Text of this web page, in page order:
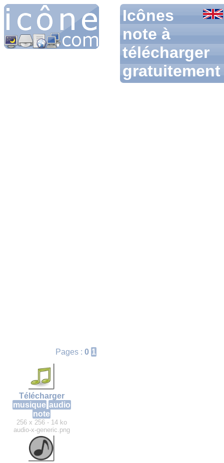
Icônes
note à
télécharger
gratuitement
Pages : 0 1
Télécharger
musique audio
note
256 x 256 - 14 ko
audio-x-generic.png